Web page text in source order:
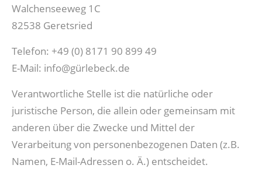
Walchenseeweg 1C
82538 Geretsried
Telefon: +49 (0) 8171 90 899 49
E-Mail: info@gürlebeck.de
Verantwortliche Stelle ist die natürliche oder
juristische Person, die allein oder gemeinsam mit
anderen über die Zwecke und Mittel der
Verarbeitung von personenbezogenen Daten (z.B.
Namen, E-Mail-Adressen o. Ä.) entscheidet.